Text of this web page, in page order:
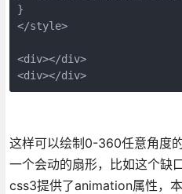
}
</style>
<div></div>
<div></div>
这样可以绘制0-360任意角度
一个会动的扇形，比如这个缺
css3提供了animation属性，